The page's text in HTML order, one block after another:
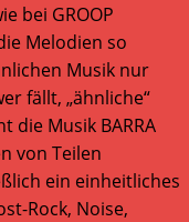
bei GROOP
Melodien so
Musik nur
fällt, „ähnliche“
die Musik BARRA
von Teilen
ein einheitliches
Rock, Noise,